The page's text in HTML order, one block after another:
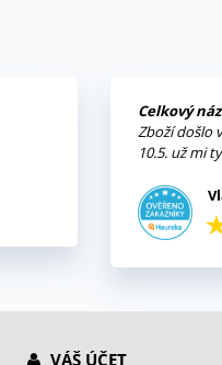
Celkový
Zboží došlo
10.5. už mi
VÁŠ ÚČET